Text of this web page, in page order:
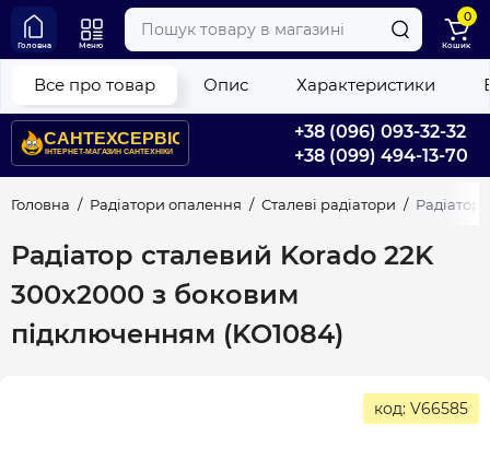
+38 (096) 093-32-32
+38 (099) 494-13-70
Головна Меню
0
Кошик
Головна Радіатори опалення Сталеві радіатори Радіатор
Радіатор сталевий Korado 22K
300x2000 з боковим
підключенням (KO1084)
Все про товар Опис Характеристики
код: V66585